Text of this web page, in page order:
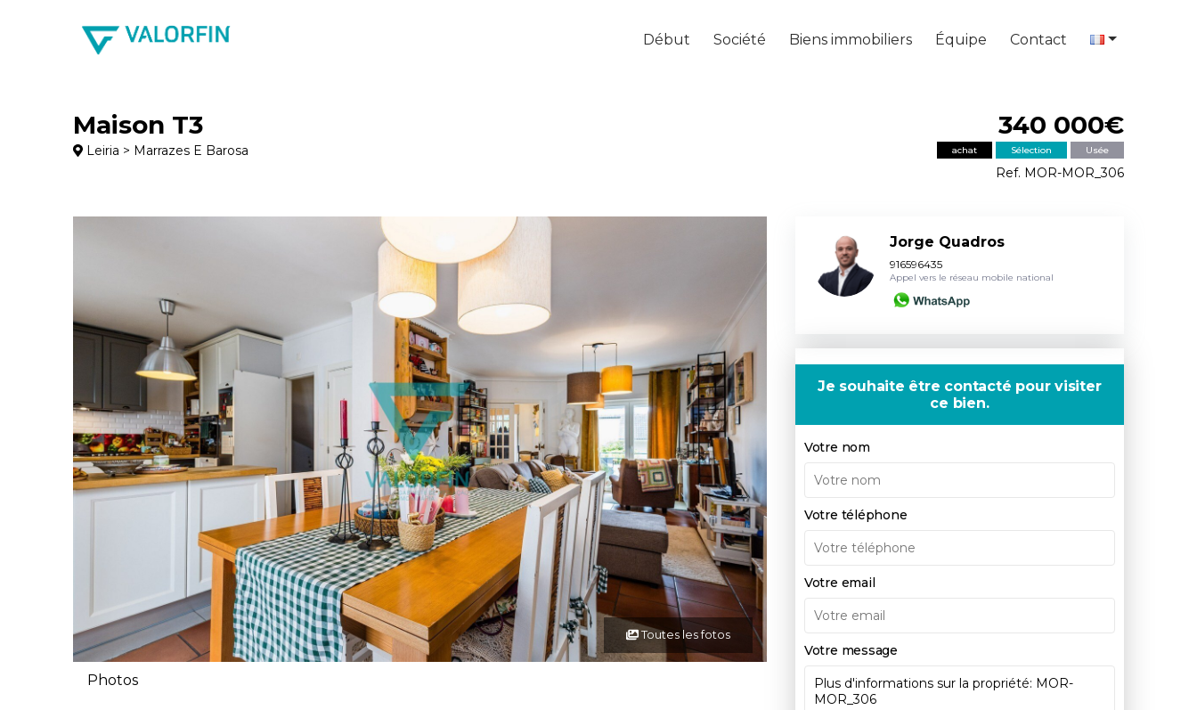
Début Société Biens immobiliers Équipe Contact
Maison T3
Leiria > Marrazes E Barosa
340 000€
achat Sélection Usée
Ref. MOR-MOR_306
Toutes les fotos
Photos
Jorge Quadros
916596435
Appel vers le réseau mobile national
Je souhaite être contacté pour visiter
ce bien.
Votre nom
Votre téléphone
Votre email
Votre message